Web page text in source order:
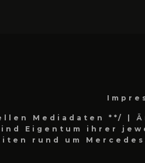
Mediadaten **/
|
Eigentum ihrer
rund um